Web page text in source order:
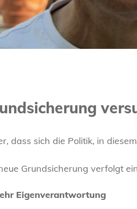
dass sich die Politik, in
Grundsicherung verfolgt
Eigenverantwortung